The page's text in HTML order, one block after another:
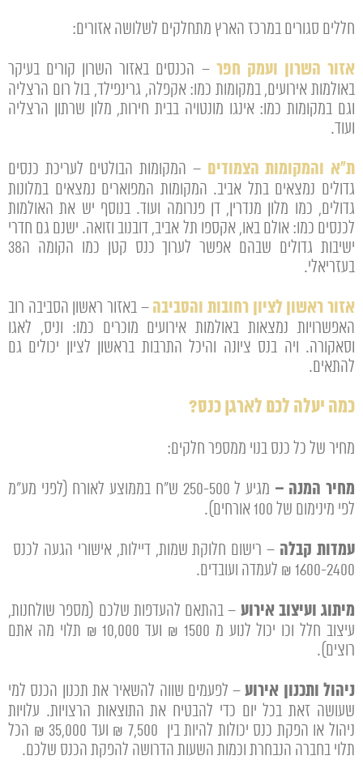
חללים סגורים במרכז הארץ מתחלקים לשלושה אזורים:
אזור השרון ועמק חפר – הכנסים באזור השרון קורים בעיקר
באולמות אירועים, במקומות כמו: אקפלה, גרינפילד, בול רום הרצליה
וגם במקומות כמו: אינגו מונטויה בבית חירות, מלון שרתון הרצליה
ועוד.
ת"א והמקומות הצמודים – המקומות הבולטים לעריכת כנסים
גדולים נמצאים בתל אביב. המקומות המפוארים נמצאים במלונות
גדולים, כמו מלון מנדרין, דן פנרומה ועוד. בנוסף יש את האולמות
לכנסים כמו: אולם באו, אקספו תל אביב, דובנוב וזואה. ישנם גם חדרי
ישיבות גדולים שבהם אפשר לערוך כנס קטן כמו הקומה ה38
בעזריאלי.
אזור ראשון לציון רחובות והסביבה – באזור ראשון הסביבה רוב
האפשרויות נמצאות באולמות אירועים מוכרים כמו: וניס, לאגו
וסאקורה. ויה בנס ציונה והיכל התרבות בראשון לציון יכולים גם
להתאים.
כמה יעלה לכם לארגן כנס?
מחיר של כל כנס בנוי ממספר חלקים:
מחיר המנה –
מגיע ל 250-500 ש״ח בממוצע לאורח (לפני מע"מ
לפי מינימום של 100 אורחים).
עמדות קבלה – רישום חלוקת שמות, דיילות, אישורי הגעה לכנס
1600-2400 ₪ לעמדה ועובדים.
מיתוג ועיצוב אירוע – בהתאם להעדפות שלכם (מספר שולחנות,
עיצוב חלל וכו יכול לנוע מ 1500 ₪ ועד 10,000 ₪ תלוי מה אתם
רוצים).
ניהול ותכנון אירוע – לפעמים שווה להשאיר את תכנון הכנס למי
שעושה זאת בכל יום כדי להבטיח את התוצאות הרצויות. עלויות
ניהול או הפקת כנס יכולות להיות בין 7,500 ₪ ועד 35,000 ₪ הכל
תלוי בחברה הנבחרת וכמות השעות הדרושה להפקת הכנס שלכם.